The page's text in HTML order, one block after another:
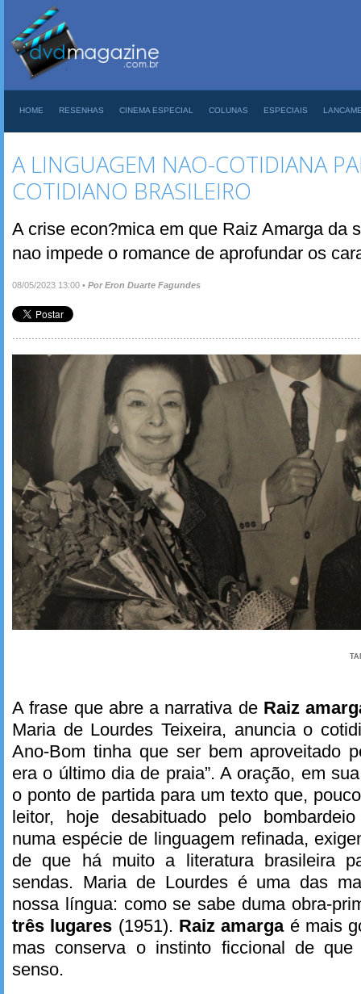
HOME RESENHAS CINEMA ESPECIAL COLUNAS ESPECIAIS
A LINGUAGEM NAO-COTIDIANA
COTIDIANO BRASILEIRO
A crise econ?mica em que Raiz Amarga da
nao impede o romance de aprofundar os
08/05/2023 13:00 • Por Eron Duarte Fagundes
A frase que abre a narrativa de Raiz
Maria de Lourdes Teixeira, anuncia o
Ano-Bom tinha que ser bem aproveitado
era o último dia de praia”. A oração, em
o ponto de partida para um texto que,
leitor, hoje desabituado pelo
numa espécie de linguagem refinada,
de que há muito a literatura brasileira
sendas. Maria de Lourdes é uma das
nossa língua: como se sabe duma obra-
três lugares (1951). Raiz amarga é mais
mas conserva o instinto ficcional de
senso.